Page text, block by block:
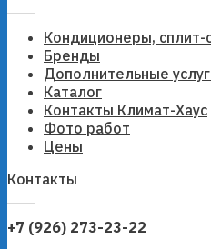
Кондиционеры, сплит-
Бренды
Дополнительные
Каталог
Контакты Климат-Хаус
Фото работ
Цены
Контакты
+7 (926) 273-23-22